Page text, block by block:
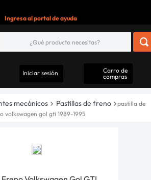
Ingresa al portal de ayuda
Iniciar sesión
Carro de
compras
mecánicos Pastillas de freno
pastilla de
volkswagen gol gti 1989-1995